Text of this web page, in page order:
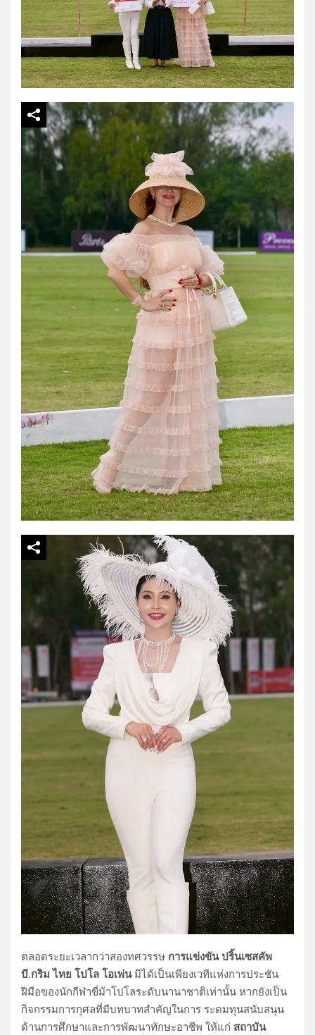
ตลอดระยะเวลากว่าสองทศวรรษ การแข่งขัน ปริ้นเซสคัพ
บี.กริม ไทย โปโล โอเพ่นมิได้เป็นเพียงเวทีแห่งการประชัน
ฝีมือของนักกีฬาขี่ม้าโปโลระดับนานาชาติเท่านั้น หากยังเป็น
กิจกรรมการกุศลที่มีบทบาทสำคัญในการ ระดมทุนสนับสนุน
ด้านการศึกษาและการพัฒนาทักษะอาชีพ ให้แก่ สถาบัน